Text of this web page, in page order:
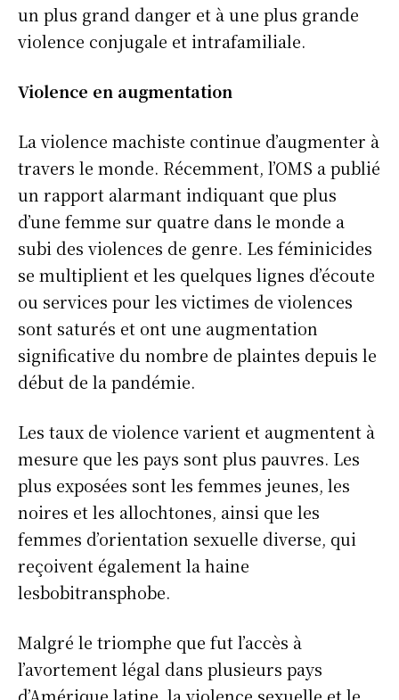
un plus grand danger et à une plus grande
violence conjugale et intrafamiliale.
Violence en augmentation
La violence machiste continue d’augmenter à
travers le monde. Récemment, l’OMS a publié
un rapport alarmant indiquant que plus
d’une femme sur quatre dans le monde a
subi des violences de genre. Les féminicides
se multiplient et les quelques lignes d’écoute
ou services pour les victimes de violences
sont saturés et ont une augmentation
significative du nombre de plaintes depuis le
début de la pandémie.
Les taux de violence varient et augmentent à
mesure que les pays sont plus pauvres. Les
plus exposées sont les femmes jeunes, les
noires et les allochtones, ainsi que les
femmes d’orientation sexuelle diverse, qui
reçoivent également la haine
lesbobitransphobe.
Malgré le triomphe que fut l’accès à
l’avortement légal dans plusieurs pays
d’Amérique latine, la violence sexuelle et le